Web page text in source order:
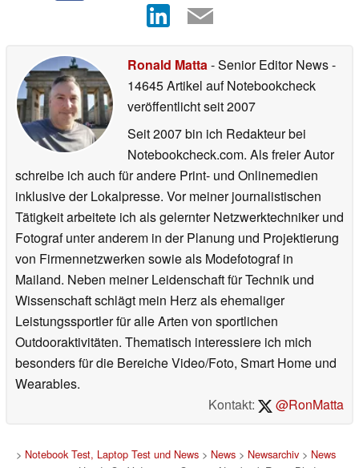
Ronald Matta- Senior Editor News-
14645 Artikel auf Notebookcheck
veröffentlichtseit 2007
Seit 2007 bin ich Redakteur bei
Notebookcheck.com. Als freier Autor
schreibe ich auch für andere Print- und Onlinemedien
inklusive der Lokalpresse. Vor meiner journalistischen
Tätigkeit arbeitete ich als gelernter Netzwerktechniker und
Fotograf unter anderem in der Planung und Projektierung
von Firmennetzwerken sowie als Modefotograf in
Mailand. Neben meiner Leidenschaft für Technik und
Wissenschaft schlägt mein Herz als ehemaliger
Leistungssportler für alle Arten von sportlichen
Outdooraktivitäten. Thematisch interessiere ich mich
besonders für die Bereiche Video/Foto, Smart Home und
Wearables.
Kontakt:
@RonMatta
> Notebook Test, Laptop Test und News> News> Newsarchiv> News